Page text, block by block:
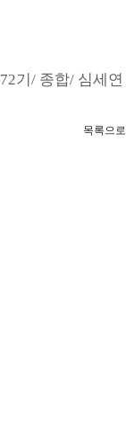
72기/ 종합/ 심세연
목록으로